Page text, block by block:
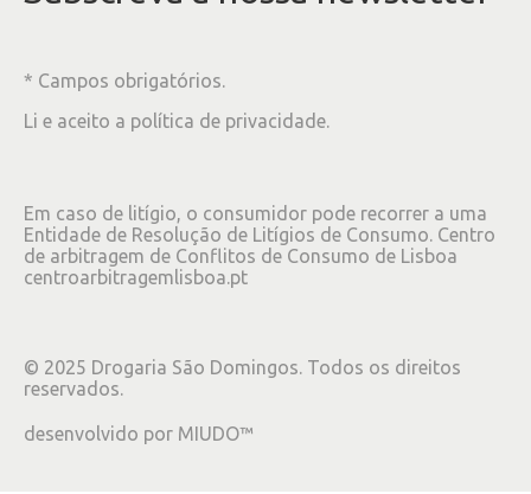
* Campos obrigatórios.
Li e aceito a política de privacidade.
Em caso de litígio, o consumidor pode recorrer a uma
Entidade de Resolução de Litígios de Consumo. Centro
de arbitragem de Conflitos de Consumo de Lisboa
centroarbitragemlisboa.pt
© 2025 Drogaria São Domingos. Todos os direitos
reservados.
desenvolvido por MIUDO™